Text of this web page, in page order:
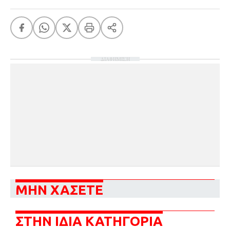
ΔΙΑΦΗΜΙΣΗ
ΜΗΝ ΧΑΣΕΤΕ
ΣΤΗΝ ΙΔΙΑ ΚΑΤΗΓΟΡΙΑ